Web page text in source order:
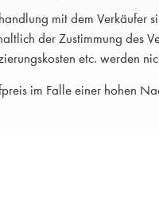
mit dem Verkäufer
der Zustimmung des
etc. werden
im Falle einer hohen